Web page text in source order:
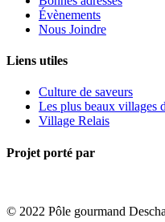
Évènements
Nous Joindre
Liens utiles
Culture de saveurs
Les plus beaux villages
Village Relais
Projet porté par
© 2022 Pôle gourmand